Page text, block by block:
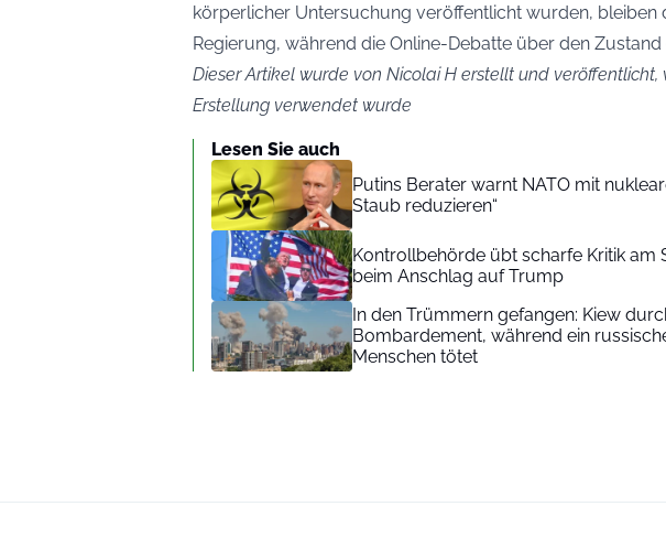
körperlicher Untersuchung veröffentlicht wurden, bleiben
Regierung, während die Online-Debatte über den
Dieser Artikel wurde von Nicolai H erstellt und veröffentlicht,
Erstellung verwendet wurde
Lesen Sie auch
Putins Berater warnt NATO mit
Staub reduzieren“
Kontrollbehörde übt scharfe Kritik am
beim Anschlag auf Trump
In den Trümmern gefangen: Kiew
Bombardement, während ein
Menschen tötet